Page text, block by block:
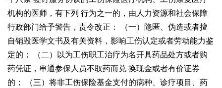
机构的医师，有下列 行为之一的，由人力资源和社会保障
行政部门给予警告，责令改正：
（一）隐匿、伪造或者擅
自销毁医学文书及有关资料，影响工伤认定或者劳动能力鉴
定的；
（二）以为工伤职工治疗为名开具药品处方或者购
药凭证，串通参保人员不取药而兑 换现金或者有价证券
的；
（三）将非工伤保险基金支付的病种、诊疗项目、药